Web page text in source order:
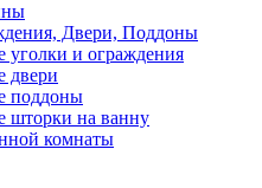
Двери, Поддоны
уголки и ограждения
двери
поддоны
шторки на ванну
комнаты